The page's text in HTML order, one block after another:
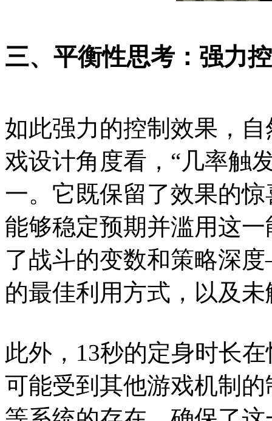
三、平衡性思考：强力
如此强力的控制效果，
戏设计角度看，“几率触
一。它既保留了效果的
能够稳定预期并滥用这
了战斗的变数和策略深
的最佳利用方式，以及
此外，13秒的定身时长
可能受到其他游戏机制